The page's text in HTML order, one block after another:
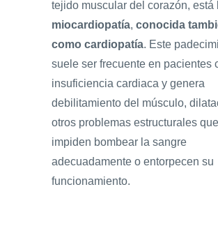
tejido muscular del corazón, está
miocardiopatía, conocida
como cardiopatía. Este
suele ser frecuente en pacientes
insuficiencia cardiaca y genera
debilitamiento del músculo,
otros problemas estructurales
impiden bombear la sangre
adecuadamente o entorpecen su
funcionamiento.